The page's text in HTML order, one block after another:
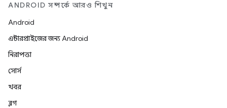
ANDROID সম্পর্কে আরও শিখুন
Android
এন্টারপ্রাইজের জন্য Android
নিরাপত্তা
সোর্স
খবর
ব্লগ